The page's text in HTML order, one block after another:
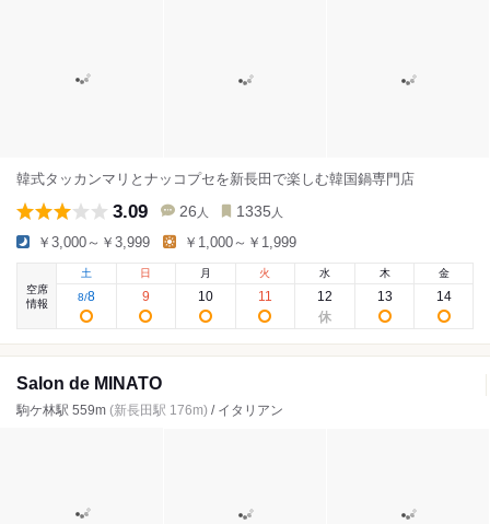
韓式タッカンマリとナッコプセを新長田で楽しむ韓国鍋専門店
3.09 26 人 1335 人
￥3,000～￥3,999 ￥1,000～￥1,999
空席
情報
土
8/8
日
9
月
10
火
11
水
12
木
13
金
14
Salon de MINATO
駒ケ林駅 559m (新長田駅 176m) / イタリアン